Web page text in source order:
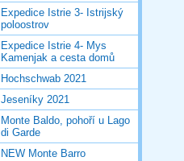
Expedice Istrie 3- Istrijský
poloostrov
Expedice Istrie 4- Mys
Kamenjak a cesta domů
Hochschwab 2021
Jeseníky 2021
Monte Baldo, pohoří u Lago
di Garde
NEW Monte Barro